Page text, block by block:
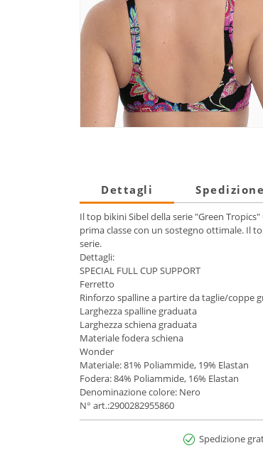
Dettagli
Il top bikini Sibel della serie "Green
prima classe con un sostegno ottimale. Il
serie.
Dettagli:
SPECIAL FULL CUP SUPPORT
Ferretto
Rinforzo spalline a partire da taglie/coppe
Larghezza spalline graduata
Larghezza schiena graduata
Materiale fodera schiena
Wonder
Materiale: 81% Poliammide, 19% Elastan
Fodera: 84% Poliammide, 16% Elastan
Denominazione colore: Nero
N° art.:2900282955860
Spedizione